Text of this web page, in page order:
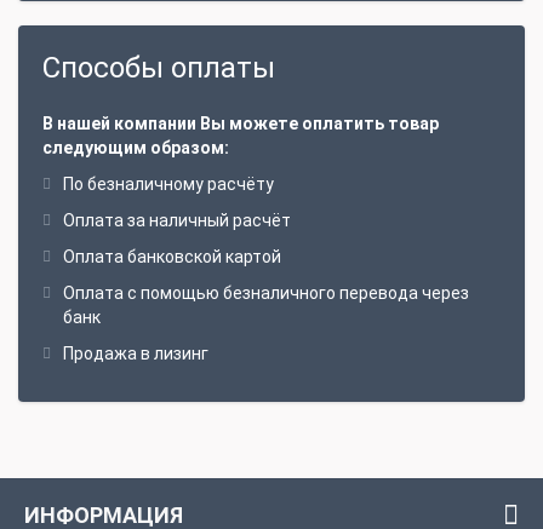
Способы оплаты
В нашей компании Вы можете оплатить товар
следующим образом:
По безналичному расчёту
Оплата за наличный расчёт
Оплата банковской картой
Оплата с помощью безналичного перевода через
банк
Продажа в лизинг
ИНФОРМАЦИЯ